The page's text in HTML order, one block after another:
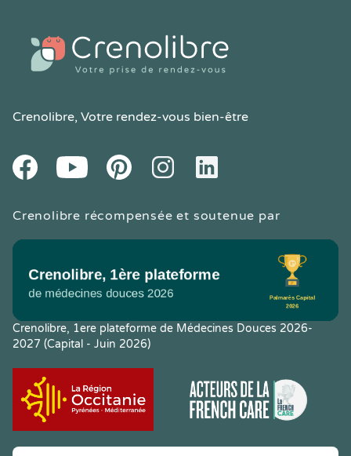
Crenolibre, Votre rendez-vous bien-être
FacebookYoutube PinteresetInstagramLinkedIn
Crenolibre récompensée et soutenue par
Crenolibre, 1ere plateforme de Médecines Douces 2026-
2027 (Capital - Juin 2026)